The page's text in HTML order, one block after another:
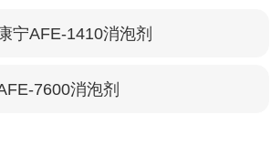
宁AFE-1410消泡剂
7600消泡剂